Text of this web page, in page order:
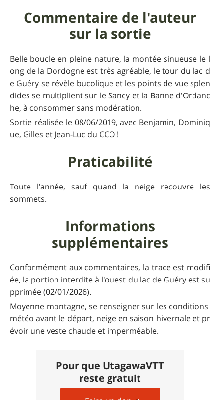
Commentaire de l'auteur
sur la sortie
Belle boucle en pleine nature, la montée sinueuse le l
ong de la Dordogne est très agréable, le tour du lac d
e Guéry se révèle bucolique et les points de vue splen
dides se multiplient sur le Sancy et la Banne d'Ordanc
he, à consommer sans modération.
Sortie réalisée le 08/06/2019, avec Benjamin, Dominiq
ue, Gilles et Jean-Luc du CCO !
Praticabilité
Toute l'année, sauf quand la neige recouvre les
sommets.
Informations
supplémentaires
Conformément aux commentaires, la trace est modifi
ée, la portion interdite à l'ouest du lac de Guéry est su
pprimée (02/01/2026).
Moyenne montagne, se renseigner sur les conditions
météo avant le départ, neige en saison hivernale et pr
évoir une veste chaude et imperméable.
Pour que UtagawaVTT
reste gratuit
Faire un don 🙏